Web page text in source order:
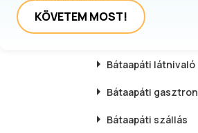
KÖVETEM MOST!
Bátaapáti látnivaló
Bátaapáti
Bátaapáti szállás